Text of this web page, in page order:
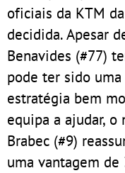
oficiais da KTM
decidida. Apesar
Benavides (#77)
pode ter sido
estratégia bem
equipa a ajudar,
Brabec (#9)
uma vantagem